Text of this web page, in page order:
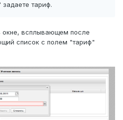
тариф.
окне, всплывающем после
список с полем "тариф"